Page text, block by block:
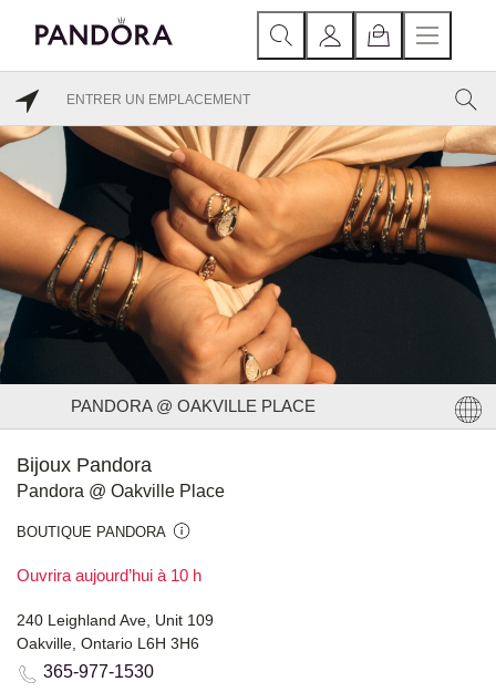
PANDORA @ OAKVILLE PLACE
Bijoux Pandora
Pandora @ Oakville Place
BOUTIQUE PANDORA
Ouvrira aujourd’hui à 10 h
240 Leighland Ave, Unit 109
Oakville, Ontario L6H 3H6
365-977-1530